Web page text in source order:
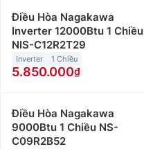
Điều Hòa Nagakawa
Inverter 12000Btu 1 Chiều
NIS-C12R2T29
Inverter 1 Chiều
5.850.000
Điều Hòa Nagakawa
9000Btu 1 Chiều NS-
C09R2B52